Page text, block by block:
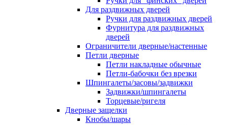
Для раздвижных дверей
Ручки для раздвижных дверей
Фурнитура для раздвижных
дверей
Ограничители дверные/настенные
Петли дверные
Петли накладные обычные
Петли-бабочки без врезки
Шпингалеты/засовы/задвижки
Задвижки/шпингалеты
Торцевые/ригеля
Дверные защелки
Кнобы/шары